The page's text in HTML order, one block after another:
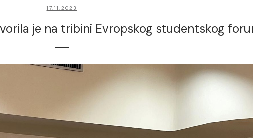
17.11.2023
je na tribini Evropskog studentskog